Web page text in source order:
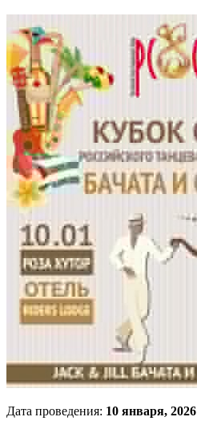
Дата проведения: 10 января, 2026